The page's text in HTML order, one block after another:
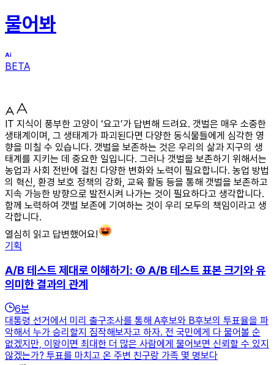
물어봐
BETA
IT 지식이 풍부한 고양이 ‘요고’가 답변해 드려요. 갯벌은 매우 소중한
생태계이며, 그 생태계가 파괴된다면 다양한 동식물들에게 심각한 영
향을 미칠 수 있습니다. 갯벌을 보존하는 것은 우리의 삶과 지구의 생
태계를 지키는 데 중요한 일입니다. 그러나 갯벌을 보존하기 위해서는
농업과 사회 전반에 걸친 다양한 변화와 노력이 필요합니다. 농업 방법
의 혁신, 환경 보호 정책의 강화, 교육 활동 등을 통해 갯벌을 보존하고
지속 가능한 방향으로 발전시켜 나가는 것이 필요하다고 생각합니다.
함께 노력하여 갯벌 보존에 기여하는 것이 우리 모두의 책임이라고 생
각합니다.
열심히 읽고 답변했어요!
기획
A/B 테스트 제대로 이해하기: ④ A/B 테스트 표본 크기와 유
의미한 결과의 관계
6분
대통령 선거에서 미리 출구조사를 통해 A후보와 B후보의 투표율을 파
악해서 누가 승리할지 짐작해보자고 하자. 전 국민에게 다 물어볼 순
없겠지만, 이왕이면 최대한 더 많은 사람에게 물어보면 신뢰할 수 있지
않겠는가? 투표를 마치고 온 주변 친구랑 가족 몇 명보다